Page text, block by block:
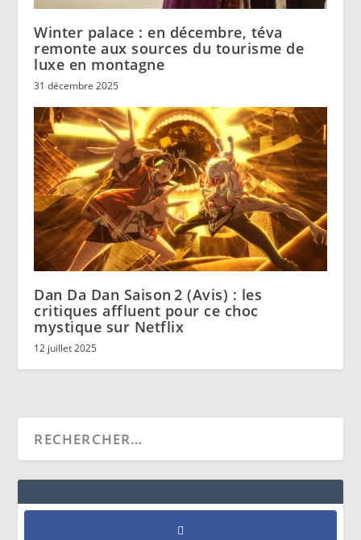
Winter palace : en décembre, téva
remonte aux sources du tourisme de
luxe en montagne
31 décembre 2025
Dan Da Dan Saison 2 (Avis) : les
critiques affluent pour ce choc
mystique sur Netflix
12 juillet 2025